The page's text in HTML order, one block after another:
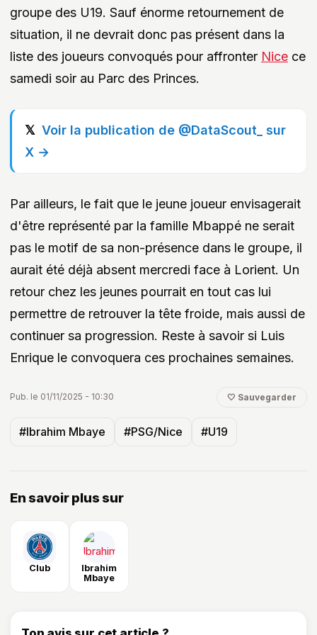
groupe des U19. Sauf énorme retournement de
situation, il ne devrait donc pas présent dans la
liste des joueurs convoqués pour affronter Nice ce
samedi soir au Parc des Princes.
Voir la publication de @DataScout_ sur
X →
Par ailleurs, le fait que le jeune joueur envisagerait
d'être représenté par la famille Mbappé ne serait
pas le motif de sa non-présence dans le groupe, il
aurait été déjà absent mercredi face à Lorient. Un
retour chez les jeunes pourrait en tout cas lui
permettre de retrouver la tête froide, mais aussi de
continuer sa progression. Reste à savoir si Luis
Enrique le convoquera ces prochaines semaines.
Pub. le 01/11/2025 - 10:30 🤍 Sauvegarder
#Ibrahim Mbaye #PSG/Nice #U19
En savoir plus sur
Club
Ibrahim
Mbaye